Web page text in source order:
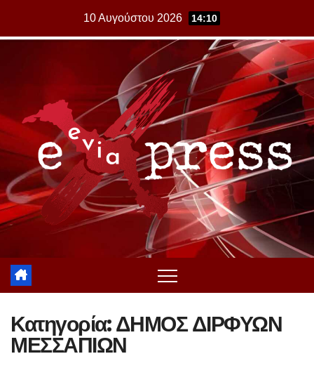
10 Αυγούστου 2026 14:10
Κατηγορία:ΔΗΜΟΣ ΔΙΡΦΥΩΝ
ΜΕΣΣΑΠΙΩΝ